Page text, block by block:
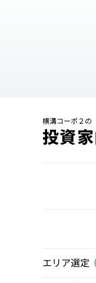
横溝コーポ２の
投資
エリア選定